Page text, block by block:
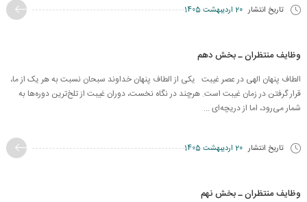
تاریخ انتشار 20 اردیبهشت 1405
وظایف منتظران ـ بخش دهم
الطاف پنهان الهی در عصر غیبت یکی از الطاف پنهان خداوند سبحان نسبت به هر یک از ما،
قرار گرفتن در زمان غیبت است. هرچند در نگاه نخست، دوران غیبت از تلخ‌ترین دوره‌ها به
شمار می‌رود، اما از دریچه‌ای ...
تاریخ انتشار 20 اردیبهشت 1405
وظایف منتظران ـ بخش نهم